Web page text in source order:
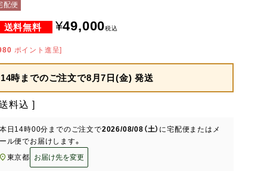
配便
¥49,000税込
ポイント進呈]
14時までのご注文で8月7日(金) 発送
料込
日 14時00分 までのご注文で2026/08/08（土） に宅配便またはメ
ル便でお届けします。
東京都
お届け先を変更